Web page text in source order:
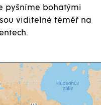
pyšníme bohatými
viditelné téměř na